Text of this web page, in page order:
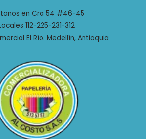
en Cra 54 #46-45
112-225-231-312
El Río. Medellín, Antioquia